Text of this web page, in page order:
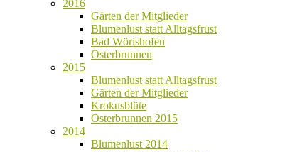
2016
Gärten der Mitglieder
Blumenlust statt Alltagsfrust
Bad Wörishofen
Osterbrunnen
2015
Blumenlust statt Alltagsfrust
Gärten der Mitglieder
Krokusblüte
Osterbrunnen 2015
2014
Blumenlust 2014